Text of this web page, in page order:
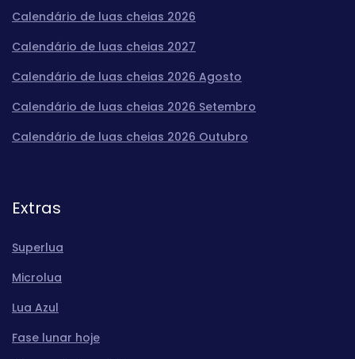
Calendário de luas cheias 2026
Calendário de luas cheias 2027
Calendário de luas cheias 2026 Agosto
Calendário de luas cheias 2026 Setembro
Calendário de luas cheias 2026 Outubro
Extras
Superlua
Microlua
Lua Azul
Fase lunar hoje